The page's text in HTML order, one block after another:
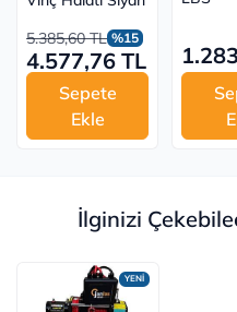
5.385,60 TL %15
4.577,76 TL
Sepete
Ekle
İlginizi
YENİ